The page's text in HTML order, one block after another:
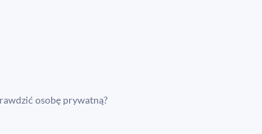
osobę prywatną?